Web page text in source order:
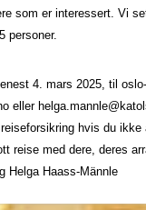
som er interessert. Vi
personer.
4. mars 2025, til oslo-
eller
hvis du ikke
reise med dere, deres
Helga Haass-Männle